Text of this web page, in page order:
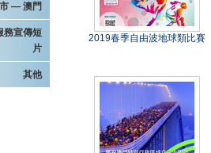
— 澳門
務宣傳短
片
其他
2019春季自由波地球類比賽